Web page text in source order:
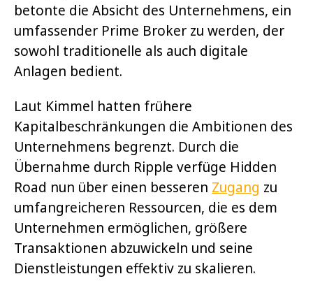
betonte die Absicht des Unternehmens, ein
umfassender Prime Broker zu werden, der
sowohl traditionelle als auch digitale
Anlagen bedient.
Laut Kimmel hatten frühere
Kapitalbeschränkungen die Ambitionen des
Unternehmens begrenzt. Durch die
Übernahme durch Ripple verfüge Hidden
Road nun über einen besseren Zugang zu
umfangreicheren Ressourcen, die es dem
Unternehmen ermöglichen, größere
Transaktionen abzuwickeln und seine
Dienstleistungen effektiv zu skalieren.